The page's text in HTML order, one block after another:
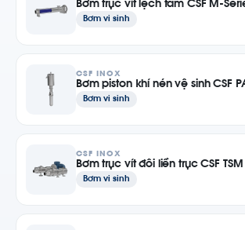
Bơm trục vít lệch tâm CSF M-
Bơm vi sinh
CSF INOX
Bơm piston khí nén vệ sinh CSF
Bơm vi sinh
CSF INOX
Bơm trục vít đôi liền trục CSF TSM
Bơm vi sinh